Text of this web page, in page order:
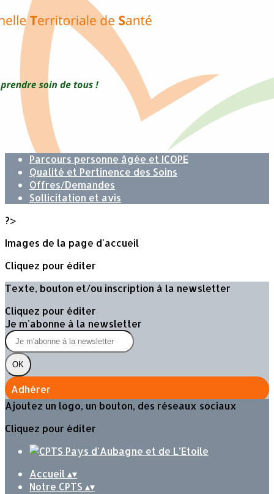
Exporter les lignes sélectionnées
Exporter toutes les colonnes
Exporter uniquement les colonnes affichées
Menu
>
Missions
Accès au Médecin traitant
Soins non programmés
Parcours Hypertension Artérielle (HTA)
Parcours personne âgée et ICOPE
Qualité et Pertinence des Soins
Offres/Demandes
Sollicitation et avis
?>
Images de la page d'accueil
Cliquez pour éditer
Texte, bouton et/ou inscription à la newsletter
Cliquez pour éditer
Je m'abonne à la newsletter
OK
Adhérer
Ajoutez un logo, un bouton, des réseaux sociaux
Cliquez pour éditer
Accueil ▴▾
Notre CPTS ▴▾